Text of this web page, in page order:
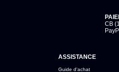
CB
ASSISTANCE
Guide d'achat